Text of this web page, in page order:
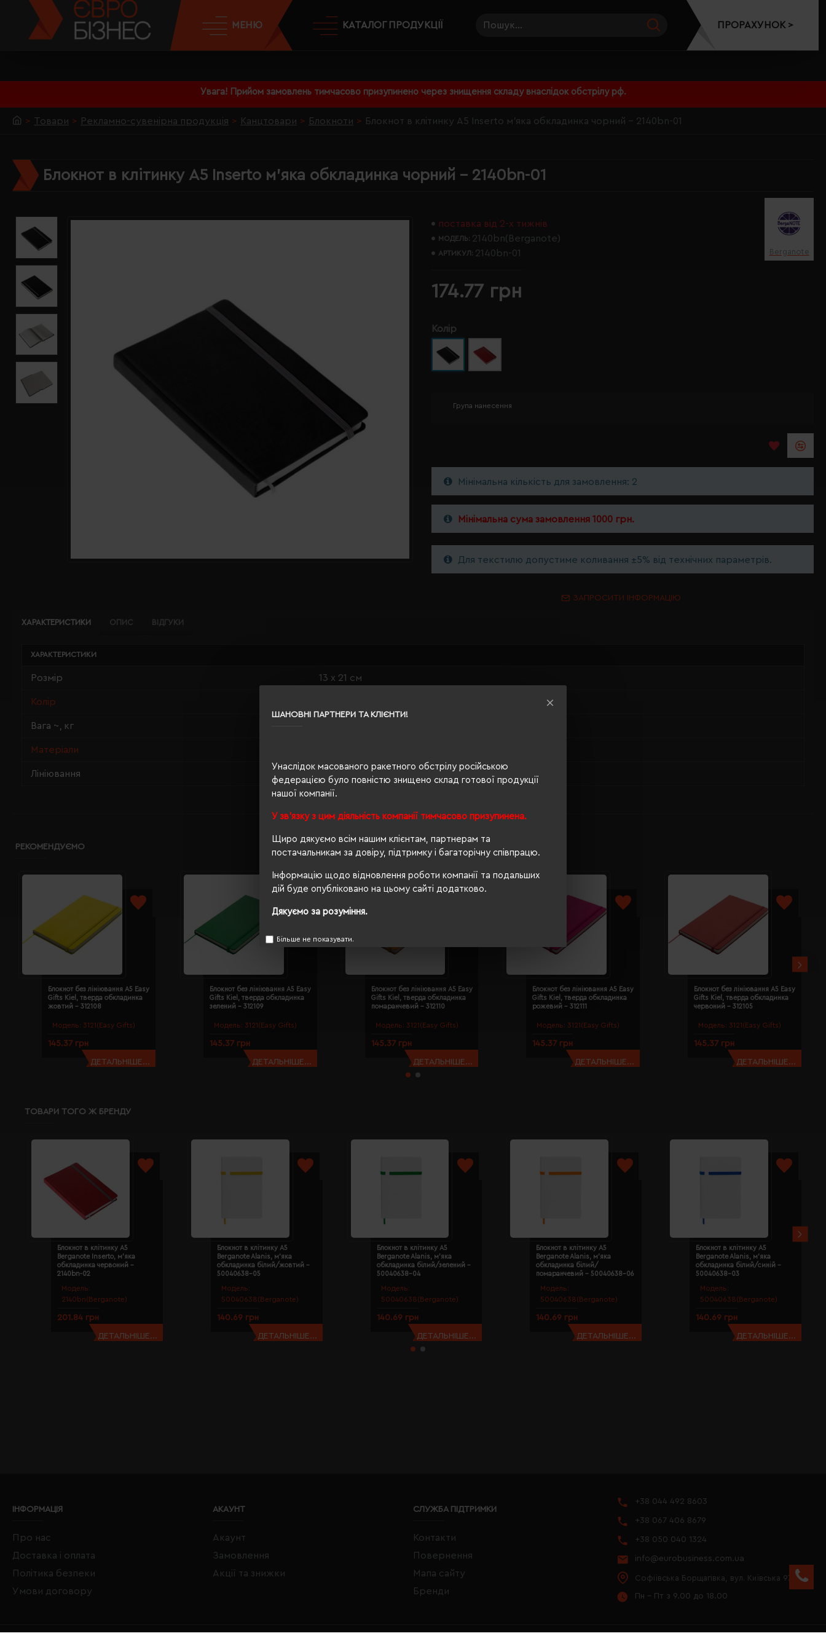
ШАНОВНІ ПАРТНЕРИ ТА КЛІЄНТИ!
Унаслідок масованого ракетного обстрілу російською
федерацією було повністю знищено склад готової продукції
нашої компанії.
У зв'язку з цим діяльність компанії тимчасово призупинена.
Щиро дякуємо всім нашим клієнтам, партнерам та
постачальникам за довіру, підтримку і багаторічну співпрацю.
Інформацію щодо відновлення роботи компанії та подальших
дій буде опубліковано на цьому сайті додатково.
Дякуємо за розуміння.
Більше не показувати.
Увага! Прийом замовлень тимчасово призупинено через знищення складу внаслідок обстрілу рф.
МЕНЮ КАТАЛОГ ПРОДУКЦІЇ ПРОРАХУНОК >
Товари Рекламно-сувенірна продукція Канцтовари Блокноти Блокнот в клітинку A5 Inserto м'яка обкладинка чорний - 2140bn-01
Блокнот в клітинку A5 Inserto м'яка обкладинка чорний - 2140bn-01
поставка від 2-х тижнів
МОДЕЛЬ: 2140bn(Berganote)
АРТИКУЛ: 2140bn-01 Berganote
174.77 грн
Колір
Група нанесення
Мінімальна кількість для замовлення: 2
Мінімальна сума замовлення 1000 грн.
Для текстилю допустиме коливання ±5% від технічних параметрів.
ЗАПРОСИТИ ІНФОРМАЦІЮ
ХАРАКТЕРИСТИКИ ОПИС ВІДГУКИ
ХАРАКТЕРИСТИКИ
Розмір 13 х 21 см
Колір
Вага ~, кг
Матеріали
Лініювання клітинка
РЕКОМЕНДУЄМО
Модель: 3121(Easy Gifts)
Блокнот без лініювання A5 Easy
Gifts Kiel, тверда обкладинка
жовтий - 312108
145.37 грн
ДЕТАЛЬНІШЕ...
Модель: 3121(Easy Gifts)
Блокнот без лініювання A5 Easy
Gifts Kiel, тверда обкладинка
зелений - 312109
145.37 грн
ДЕТАЛЬНІШЕ...
Модель: 3121(Easy Gifts)
Блокнот без лініювання A5 Easy
Gifts Kiel, тверда обкладинка
помаранчевий - 312110
145.37 грн
ДЕТАЛЬНІШЕ...
Модель: 3121(Easy Gifts)
Блокнот без лініювання A5 Easy
Gifts Kiel, тверда обкладинка
рожевий - 312111
145.37 грн
ДЕТАЛЬНІШЕ...
Модель: 3121(Easy Gifts)
Блокнот без лініювання A5 Easy
Gifts Kiel, тверда обкладинка
червоний - 312105
145.37 грн
ДЕТАЛЬНІШЕ...
ТОВАРИ ТОГО Ж БРЕНДУ
Модель:
2140bn(Berganote)
Блокнот в клітинку A5
Berganote Inserto, м'яка
обкладинка червоний -
2140bn-02
201.84 грн
ДЕТАЛЬНІШЕ...
Модель:
50040638(Berganote)
Блокнот в клітинку А5
Berganote Alanis, м'яка
обкладинка білий/жовтий -
50040638-05
140.69 грн
ДЕТАЛЬНІШЕ...
Модель:
50040638(Berganote)
Блокнот в клітинку А5
Berganote Alanis, м'яка
обкладинка білий/зелений -
50040638-04
140.69 грн
ДЕТАЛЬНІШЕ...
Модель:
50040638(Berganote)
Блокнот в клітинку А5
Berganote Alanis, м'яка
обкладинка білий/
помаранчевий - 50040638-06
140.69 грн
ДЕТАЛЬНІШЕ...
Модель:
50040638(Berganote)
Блокнот в клітинку А5
Berganote Alanis, м'яка
обкладинка білий/синій -
50040638-03
140.69 грн
ДЕТАЛЬНІШЕ...
ІНФОРМАЦІЯ
Про нас
Доставка і оплата
Політика безпеки
Умови договору
АКАУНТ
Акаунт
Замовлення
Акції та знижки
СЛУЖБА ПІДТРИМКИ
Контакти
Повернення
Мапа сайту
Бренди
+38 044 492 8603
+38 067 406 8679
+38 050 040 1324
info@eurobusiness.com.ua
Софіївська Борщагівка, вул. Київська 97
Пн - Пт з 9.00 до 18.00